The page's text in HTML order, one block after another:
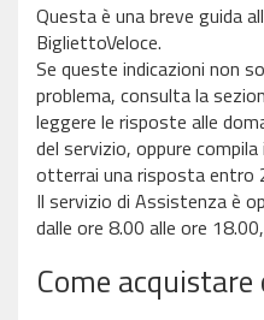
Questa è una breve guida
BigliettoVeloce.
Se queste indicazioni non
problema, consulta la
leggere le risposte alle
del servizio, oppure
otterrai una risposta entro
Il servizio di Assistenza è
dalle ore 8.00 alle ore
Come